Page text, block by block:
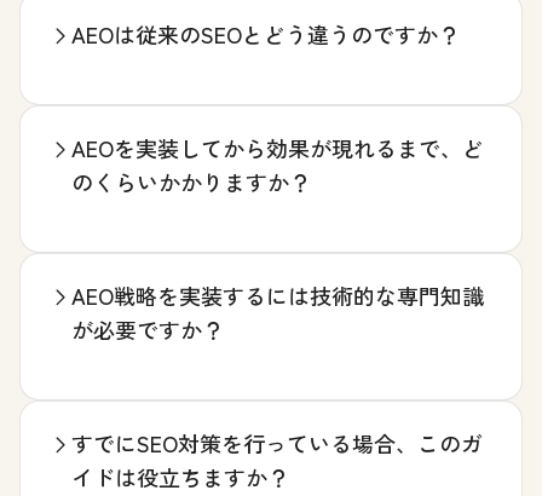
AEOは従来のSEOとどう違うのですか？
AEOを実装してから効果が現れるまで、ど
のくらいかかりますか？
AEO戦略を実装するには技術的な専門知識
が必要ですか？
すでにSEO対策を行っている場合、このガ
イドは役立ちますか？